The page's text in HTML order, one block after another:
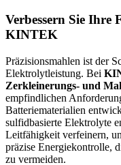
Verbessern Sie Ihre
KINTEK
Präzisionsmahlen ist der
Elektrolytleistung. Bei
Zerkleinerungs- und
empfindlichen
Batteriematerialien
sulfidbasierte Elektrolyte
Leitfähigkeit verfeinern,
präzise Energiekontrolle,
zu vermeiden.